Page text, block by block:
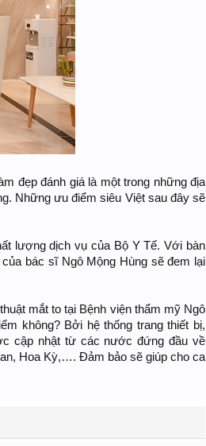
đẹp đánh giá là một trong những địa
Những ưu điểm siêu Việt sau đây sẽ
lượng dịch vụ của Bộ Y Tế. Với bàn
bác sĩ Ngô Mộng Hùng sẽ đem lại
mắt to tại Bệnh viện thẩm mỹ Ngô
không? Bởi hệ thống trang thiết bị,
cập nhật từ các nước đứng đầu về
Hoa Kỳ,…. Đảm bảo sẽ giúp cho ca